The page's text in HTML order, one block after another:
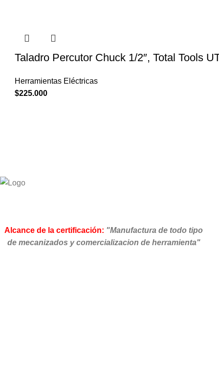
Taladro Percutor Chuck 1/2″, Total Tools
Herramientas Eléctricas
$225.000
Alcance de la certificación: "Manufactura de todo tipo
de mecanizados y comercializacion de herramienta"